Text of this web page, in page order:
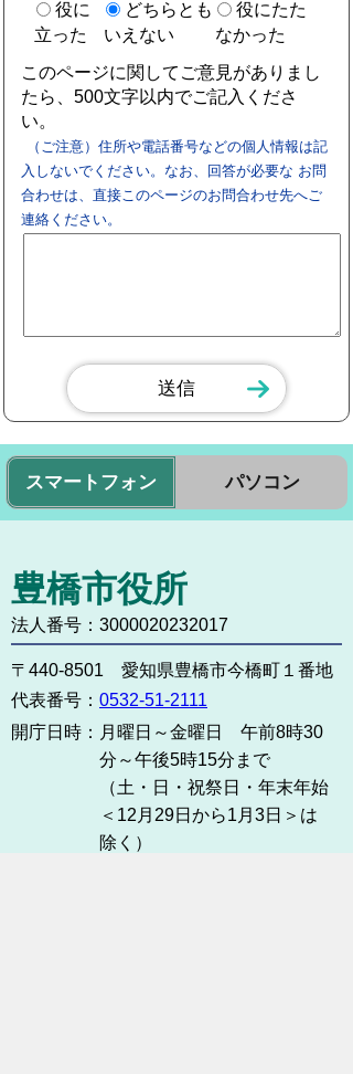
役に
立った
どちらとも
いえない
役にたた
なかった
このページに関してご意見がありまし
たら、500文字以内でご記入くださ
い。
（ご注意）住所や電話番号などの個人情報は記
入しないでください。なお、回答が必要な お問
合わせは、直接このページのお問合わせ先へご
連絡ください。
スマートフォン パソコン
豊橋市役所
法人番号：3000020232017
〒440-8501 愛知県豊橋市今橋町１番地
代表番号： 0532-51-2111
開庁日時： 月曜日～金曜日 午前8時30
分～午後5時15分まで
（土・日・祝祭日・年末年始
＜12月29日から1月3日＞は
除く）